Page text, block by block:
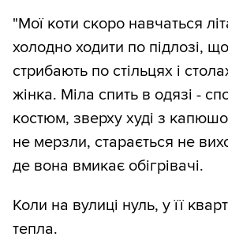
"Мої коти скоро навчаться
холодно ходити по підлозі,
стрибають по стільцях і
жінка. Міла спить в одязі -
костюм, зверху худі з
не мерзли, старається не
де вона вмикає обігрівачі.
Коли на вулиці нуль, у її
тепла.